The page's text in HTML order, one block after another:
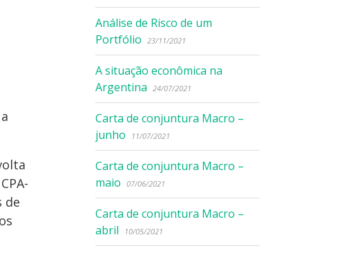
de
Análise de Risco de um
Portfólio
23/11/2021
A situação econômica na
Argentina
24/07/2021
Carta de conjuntura Macro –
junho
11/07/2021
Carta de conjuntura Macro –
maio
07/06/2021
Carta de conjuntura Macro –
abril
10/05/2021